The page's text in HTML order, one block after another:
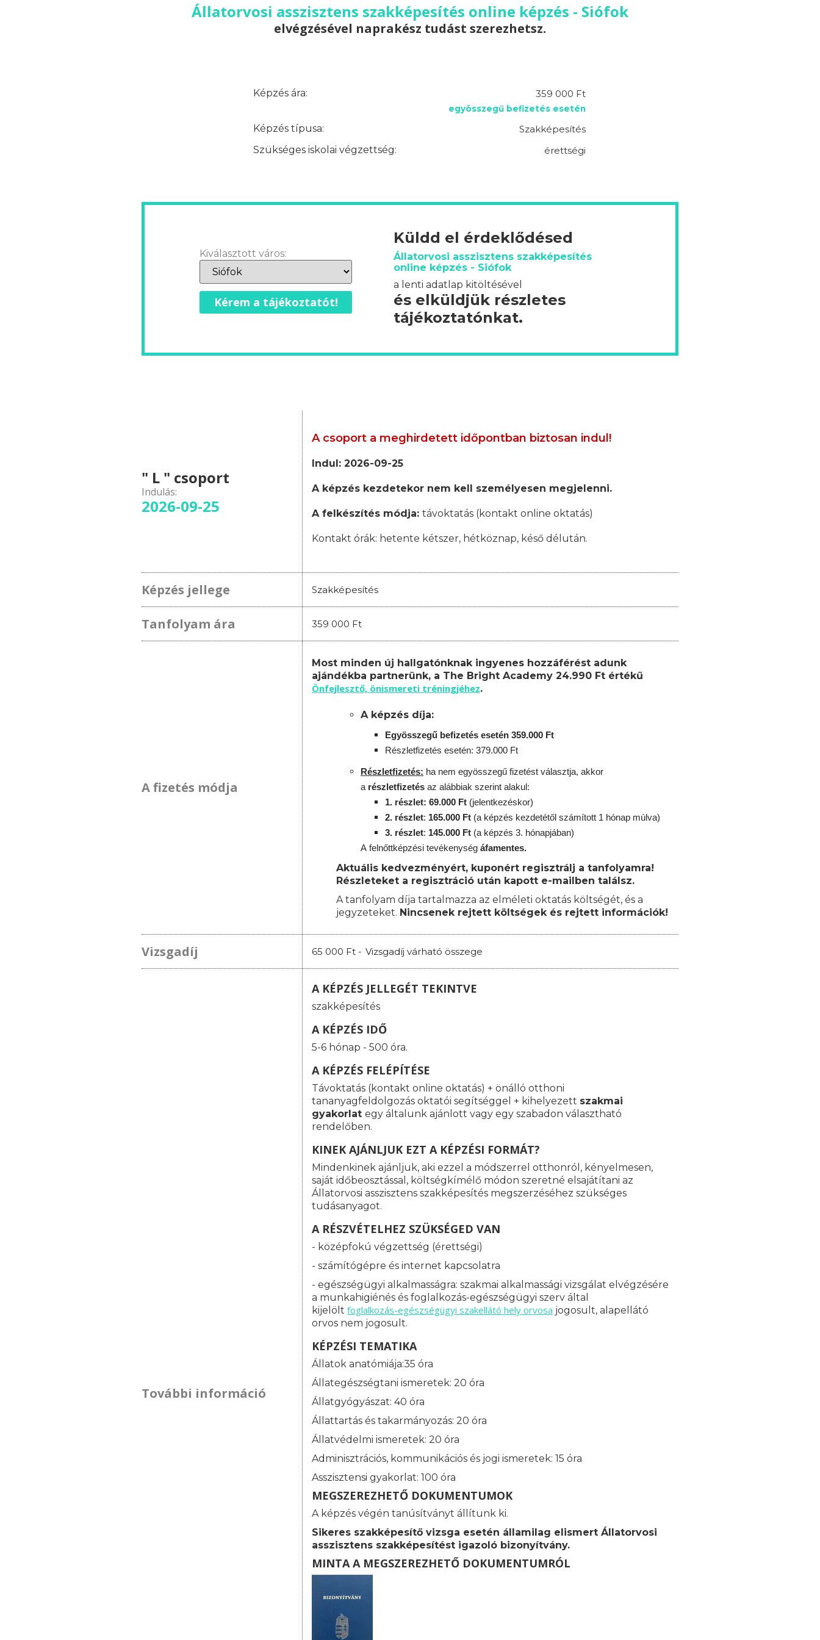
Állatorvosi asszisztens szakképesítés online képzés - Siófok
elvégzésével naprakész tudást szerezhetsz.
Képzés ára: 359 000 Ft
egyösszegű befizetés esetén
Képzés típusa:
Szakképesítés
Szükséges iskolai végzettség:
érettségi
Kiválasztott város:
Kérem a tájékoztatót!
Küldd el érdeklődésed
Állatorvosi asszisztens szakképesítés
online képzés - Siófok
a lenti adatlap kitöltésével
és elküldjük részletes
tájékoztatónkat.
" L " csoport
Indulás:
2026-09-25
A csoport a meghirdetett időpontban biztosan indul!
Indul: 2026-09-25
A képzés kezdetekor nem kell személyesen megjelenni.
A felkészítés módja: távoktatás (kontakt online oktatás)
Kontakt órák: hetente kétszer, hétköznap, késő délután.
Képzés jellege Szakképesítés
Tanfolyam ára 359 000 Ft
A fizetés módja
Most minden új hallgatónknak ingyenes hozzáférést adunk
ajándékba partnerünk, a The Bright Academy 24.990 Ft értékű
Önfejlesztő, önismereti tréningjéhez.
A képzés díja:
Egyösszegű befizetés esetén 359.000 Ft
Részletfizetés esetén: 379.000 Ft
Részletfizetés: ha nem egyösszegű fizetést választja, akkor
a részletfizetés az alábbiak szerint alakul:
1. részlet: 69.000 Ft (jelentkezéskor)
2. részlet: 165.000 Ft (a képzés kezdetétől számított 1 hónap múlva)
3. részlet: 145.000 Ft (a képzés 3. hónapjában)
A felnőttképzési tevékenység áfamentes.
Aktuális kedvezményért, kuponért regisztrálj a tanfolyamra!
Részleteket a regisztráció után kapott e-mailben találsz.
A tanfolyam díja tartalmazza az elméleti oktatás költségét, és a
jegyzeteket. Nincsenek rejtett költségek és rejtett információk!
Vizsgadíj 65 000 Ft - Vizsgadíj várható összege
További információ
A KÉPZÉS JELLEGÉT TEKINTVE
szakképesítés
A KÉPZÉS IDŐ
5-6 hónap - 500 óra.
A KÉPZÉS FELÉPÍTÉSE
Távoktatás (kontakt online oktatás) + önálló otthoni
tananyagfeldolgozás oktatói segítséggel + kihelyezett szakmai
gyakorlat egy általunk ajánlott vagy egy szabadon választható
rendelőben.
KINEK AJÁNLJUK EZT A KÉPZÉSI FORMÁT?
Mindenkinek ajánljuk, aki ezzel a módszerrel otthonról, kényelmesen,
saját időbeosztással, költségkímélő módon szeretné elsajátítani az
Állatorvosi asszisztens szakképesítés megszerzéséhez szükséges
tudásanyagot.
A RÉSZVÉTELHEZ SZÜKSÉGED VAN
- középfokú végzettség (érettségi)
- számítógépre és internet kapcsolatra
- egészségügyi alkalmasságra: szakmai alkalmassági vizsgálat elvégzésére
a munkahigiénés és foglalkozás-egészségügyi szerv által
kijelölt foglalkozás-egészségügyi szakellátó hely orvosa jogosult, alapellátó
orvos nem jogosult.
KÉPZÉSI TEMATIKA
Állatok anatómiája:35 óra
Állategészségtani ismeretek: 20 óra
Állatgyógyászat: 40 óra
Állattartás és takarmányozás: 20 óra
Állatvédelmi ismeretek: 20 óra
Adminisztrációs, kommunikációs és jogi ismeretek: 15 óra
Asszisztensi gyakorlat: 100 óra
MEGSZEREZHETŐ DOKUMENTUMOK
A képzés végén tanúsítványt állítunk ki.
Sikeres szakképesítő vizsga esetén államilag elismert Állatorvosi
asszisztens szakképesítést igazoló bizonyítvány.
MINTA A MEGSZEREZHETŐ DOKUMENTUMRÓL